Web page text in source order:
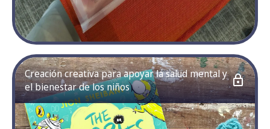
Creación creativa para apoyar la salud mental y
el bienestar de los niños